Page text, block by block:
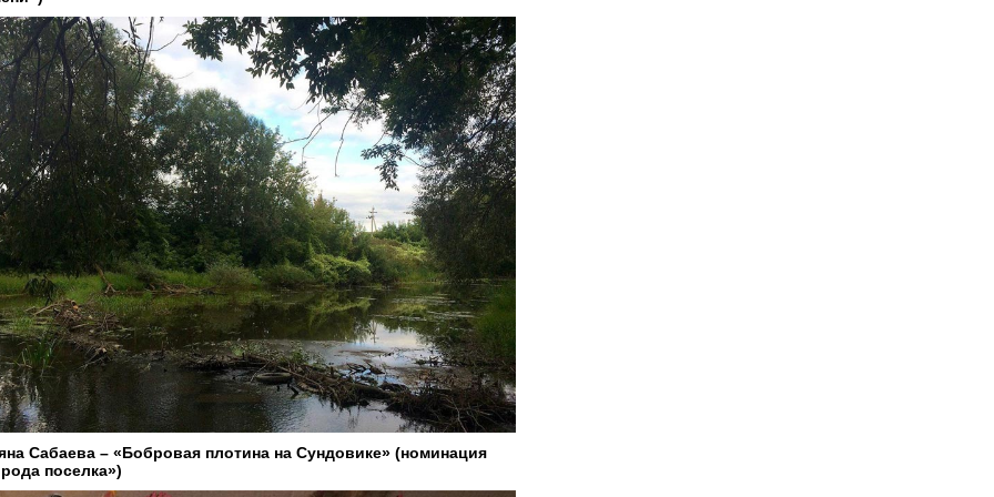
Сабаева – «Бобровая плотина на Сундовике» (номинация
поселка»)